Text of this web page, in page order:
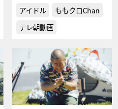
アイドル
ももクロChan
テレ朝動画